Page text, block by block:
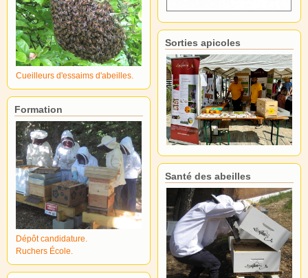
Cueilleurs d'essaims d'abeilles.
Formation
Dépôt candidature.
Ruchers École.
Sorties apicoles
Santé des abeilles